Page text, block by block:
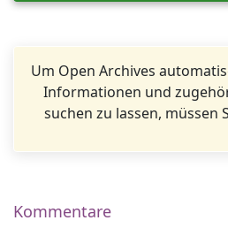
Um Open Archives
Informationen und
suchen zu lassen, müssen
Kommentare